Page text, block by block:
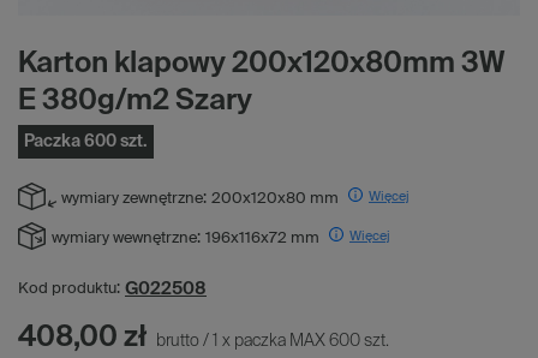
Karton klapowy 200x120x80mm 3W
E 380g/m2 Szary
Paczka 600 szt.
wymiary zewnętrzne: 200x120x80 mm Więcej
wymiary wewnętrzne: 196x116x72 mm Więcej
Kod produktu: G022508
408,00 zł brutto / 1 x paczka MAX 600 szt.